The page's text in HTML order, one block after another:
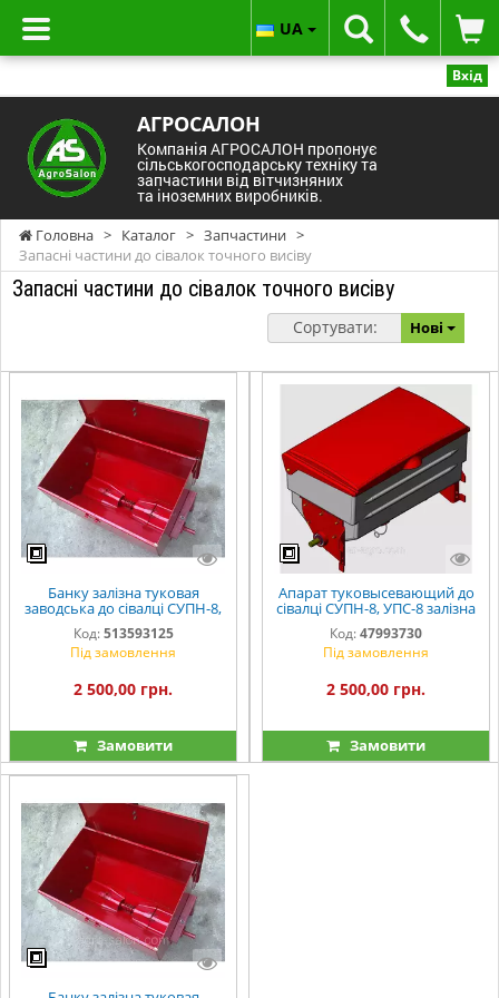
Вхід
АГРОСАЛОН
Компанія АГРОСАЛОН пропонує
сільськогосподарську техніку та
запчастини від вітчизняних
та іноземних виробників.
UA
Головна > Каталог > Запчастини >
Запасні частини до сівалок точного висіву
Запасні частини до сівалок точного висіву
Сортувати: Нові
Банку залізна туковая
заводська до сівалці СУПН-8,
УПС-8 і КРН
Код: 513593125
Під замовлення
2 500,00 грн.
Замовити
Апарат туковысевающий до
сівалці СУПН-8, УПС-8 залізна
або пластикова банка
Код:47993730
Під замовлення
2 500,00 грн.
Замовити